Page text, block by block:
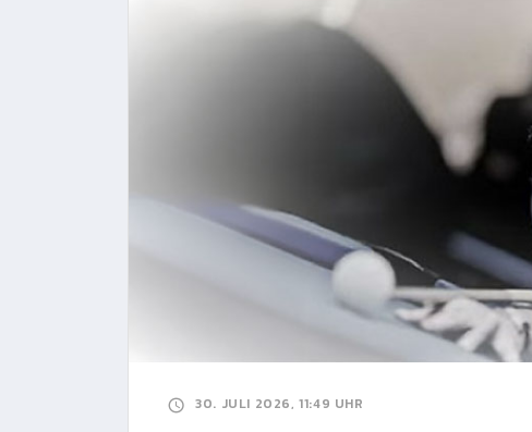
30. JULI 2026, 11:49 UHR